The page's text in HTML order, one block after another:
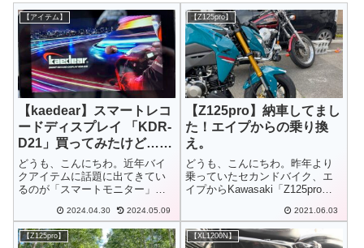
【アイテム】
【kaedear】スマートレコ
ードディスプレイ 「KDR-
D21」買ってみたけど…
(第一印象）
どうも、こんにちわ。近年バイ
クアイテムに話題に出てきてい
るのが「スマートモニター」名
ますが、Apple CarPlayやAndroid
autoでナビや通話、音楽再生で
きるモニターですね。
2024.04.30 2024.05.09
【Z125pro】
【Z125pro】納車してまし
た！エイプからの乗り換
え。
どうも、こんにちわ。昨年より
乗っていたセカンドバイク、エ
イプからKawasaki「Z125pro」
2021.06.03
【Z125pro】 【XL1200N】